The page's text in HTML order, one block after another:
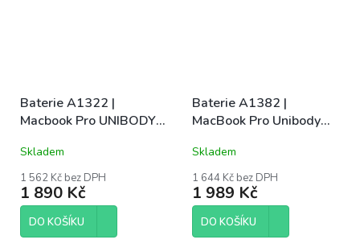
Baterie A1322 |
Macbook Pro UNIBODY
2011 / MID 2009 / MID
2010 / MID 2012 / LATE
2011)
Skladem
1 562 Kč bez DPH
1 890 Kč
DO KOŠÍKU
Baterie A1382 |
MacBook Pro Unibody
/ Late 2011 / Mid 2012)
Skladem
1 644 Kč bez DPH
1 989 Kč
DO KOŠÍKU